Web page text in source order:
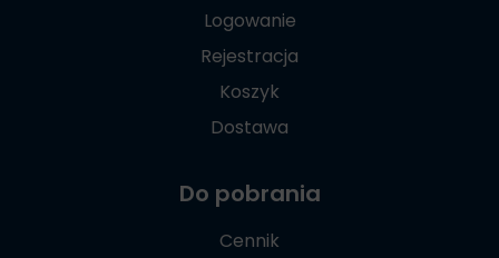
Logowanie
Rejestracja
Koszyk
Dostawa
Do pobrania
Cennik